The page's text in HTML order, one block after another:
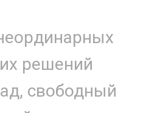
решений
свободный